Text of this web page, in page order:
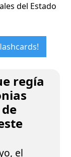
del Estado
regía
el